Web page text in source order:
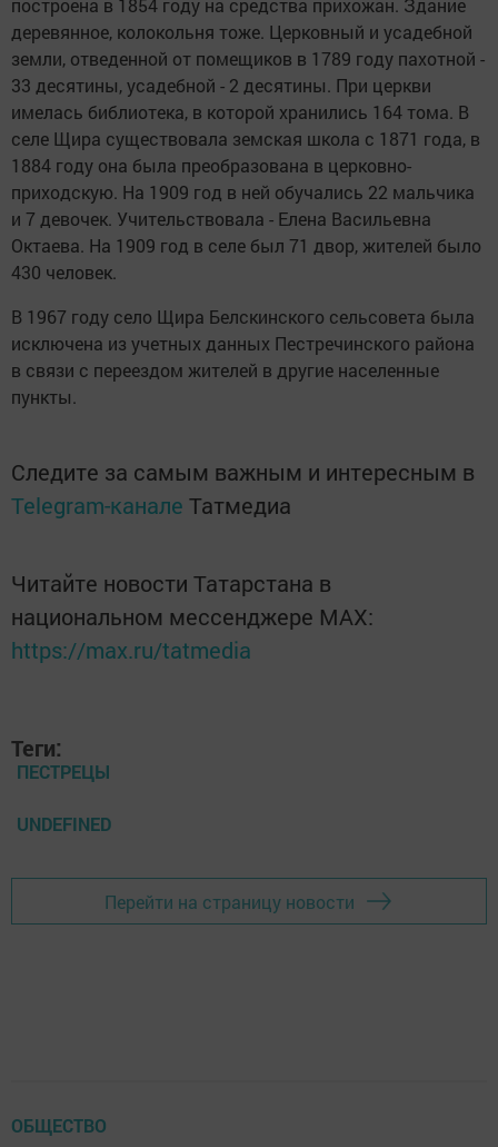
построена в 1854 году на средства прихожан. Здание
деревянное, колокольня тоже. Церковный и усадебной
земли, отведенной от помещиков в 1789 году пахотной -
33 десятины, усадебной - 2 десятины. При церкви
имелась библиотека, в которой хранились 164 тома. В
селе Щира существовала земская школа с 1871 года, в
1884 году она была преобразована в церковно-
приходскую. На 1909 год в ней обучались 22 мальчика
и 7 девочек. Учительствовала - Елена Васильевна
Октаева. На 1909 год в селе был 71 двор, жителей было
430 человек.
В 1967 году село Щира Белскинского сельсовета была
исключена из учетных данных Пестречинского района
в связи с переездом жителей в другие населенные
пункты.
Следите за самым важным и интересным в
Telegram-канале Татмедиа
Читайте новости Татарстана в
национальном мессенджере MАХ:
https://max.ru/tatmedia
Теги:
ПЕСТРЕЦЫ
UNDEFINED
Перейти на страницу новости
ОБЩЕСТВО